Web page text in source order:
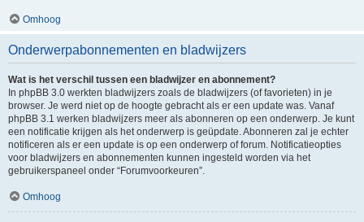
Omhoog
Onderwerpabonnementen en bladwijzers
Wat is het verschil tussen een bladwijzer en abonnement?
In phpBB 3.0 werkten bladwijzers zoals de bladwijzers (of favorieten) in je
browser. Je werd niet op de hoogte gebracht als er een update was. Vanaf
phpBB 3.1 werken bladwijzers meer als abonneren op een onderwerp. Je kunt
een notificatie krijgen als het onderwerp is geüpdate. Abonneren zal je echter
notificeren als er een update is op een onderwerp of forum. Notificatieopties
voor bladwijzers en abonnementen kunnen ingesteld worden via het
gebruikerspaneel onder “Forumvoorkeuren”.
Omhoog